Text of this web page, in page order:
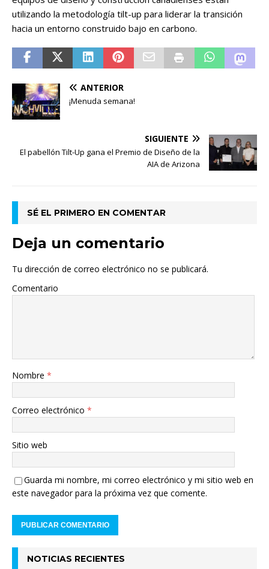
utilizando la metodología tilt-up para liderar la transición
hacia un entorno construido bajo en carbono.
ANTERIOR
¡Menuda semana!
SIGUIENTE
El pabellón Tilt-Up gana el Premio de Diseño de la
AIA de Arizona
SÉ EL PRIMERO EN COMENTAR
Deja un comentario
Tu dirección de correo electrónico no se publicará.
Comentario
Nombre *
Correo electrónico *
Sitio web
Guarda mi nombre, mi correo electrónico y mi sitio web en
este navegador para la próxima vez que comente.
NOTICIAS RECIENTES